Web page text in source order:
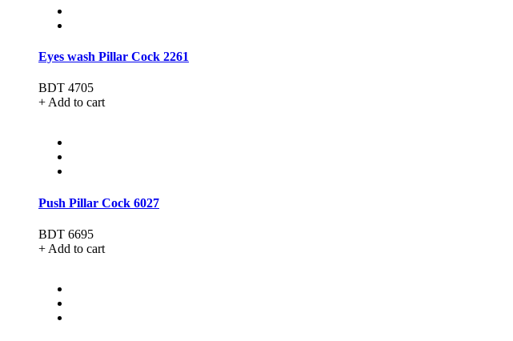
Eyes wash Pillar Cock 2261
BDT 4705
+ Add to cart
Push Pillar Cock 6027
BDT 6695
+ Add to cart